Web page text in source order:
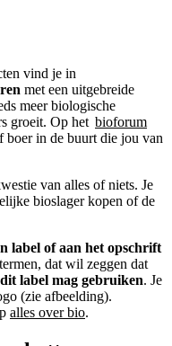
vind je in
met een uitgebreide
meer biologische
groeit. Op het bioforum
boer in de buurt die jou van
van alles of niets. Je
bioslager kopen of de
label of aan het opschrift
dat wil zeggen dat
label mag gebruiken. Je
(zie afbeelding).
alles over bio.